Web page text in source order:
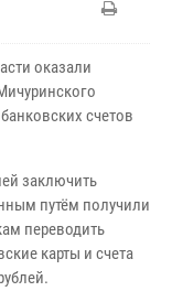
оказали
счетов
заключить
путём получили
переводить
карты и счета